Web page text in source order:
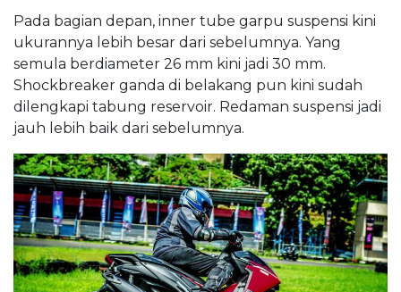
Pada bagian depan, inner tube garpu suspensi kini
ukurannya lebih besar dari sebelumnya. Yang
semula berdiameter 26 mm kini jadi 30 mm.
Shockbreaker ganda di belakang pun kini sudah
dilengkapi tabung reservoir. Redaman suspensi jadi
jauh lebih baik dari sebelumnya.